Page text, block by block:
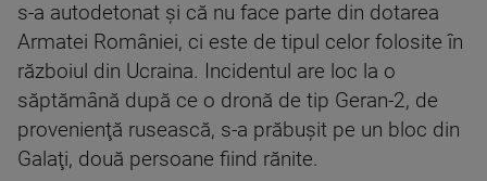
s-a autodetonat şi că nu face parte din dotarea
Armatei României, ci este de tipul celor folosite în
războiul din Ucraina. Incidentul are loc la o
săptămână după ce o dronă de tip Geran-2, de
provenienţă rusească, s-a prăbuşit pe un bloc din
Galaţi, două persoane fiind rănite.